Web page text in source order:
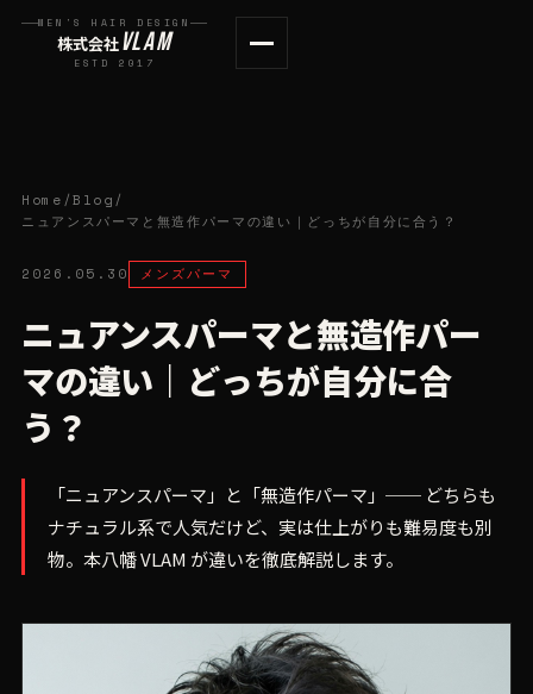
MEN'S HAIR DESIGN
株式会社VLAM
ESTD 2017
Home /Blog /
ニュアンスパーマと無造作パーマの違い｜どっちが自分に合う？
2026.05.30 メンズパーマ
ニュアンスパーマと無造作パー
マの違い｜どっちが自分に合
う？
「ニュアンスパーマ」と「無造作パーマ」── どちらも
ナチュラル系で人気だけど、実は仕上がりも難易度も別
物。本八幡 VLAM が違いを徹底解説します。